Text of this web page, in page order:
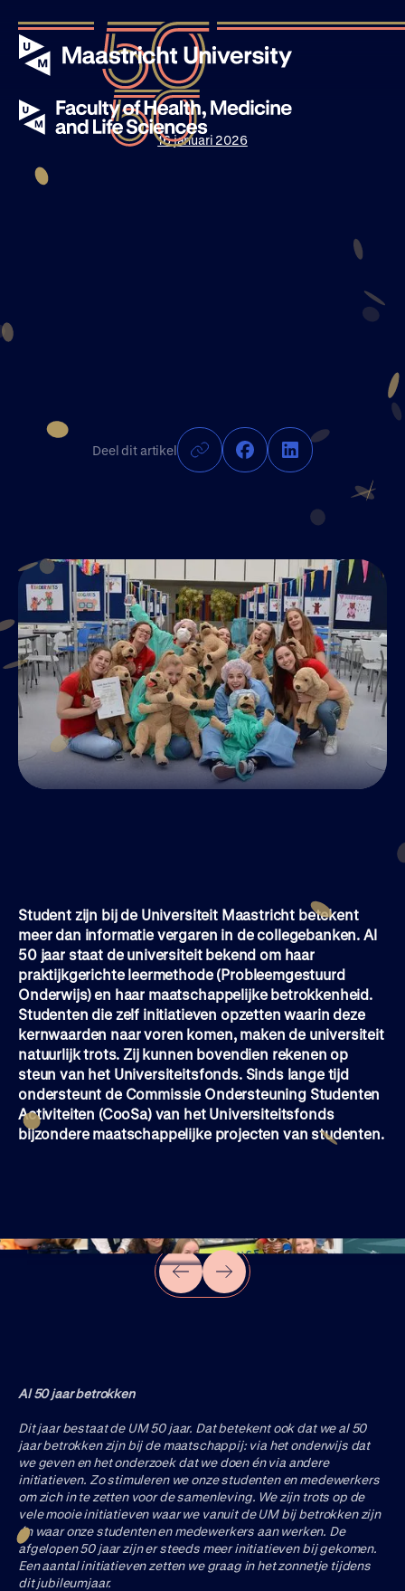
16 januari 2026
Deel dit artikel
Student zijn bij de Universiteit Maastricht betekent
meer dan informatie vergaren in de collegebanken. Al
50 jaar staat de universiteit bekend om haar
praktijkgerichte leermethode (Probleemgestuurd
Onderwijs) en haar maatschappelijke betrokkenheid.
Studenten die zelf initiatieven opzetten waarin deze
kernwaarden naar voren komen, maken de universiteit
natuurlijk trots. Zij kunnen bovendien rekenen op
steun van het Universiteitsfonds. Sinds lange tijd
ondersteunt de Commissie Ondersteuning Studenten
Activiteiten (CooSa) van het Universiteitsfonds
bijzondere maatschappelijke projecten van studenten.
Al 50 jaar betrokken
Dit jaar bestaat de UM 50 jaar. Dat betekent ook dat we al 50
jaar betrokken zijn bij de maatschappij: via het onderwijs dat
we geven en het onderzoek dat we doen én via andere
initiatieven. Zo stimuleren we onze studenten en medewerkers
om zich in te zetten voor de samenleving. We zijn trots op de
vele mooie initiatieven waar we vanuit de UM bij betrokken zijn
én waar onze studenten en medewerkers aan werken. De
afgelopen 50 jaar zijn er steeds meer initiatieven bij gekomen.
Een aantal initiatieven zetten we graag in het zonnetje tijdens
dit jubileumjaar.